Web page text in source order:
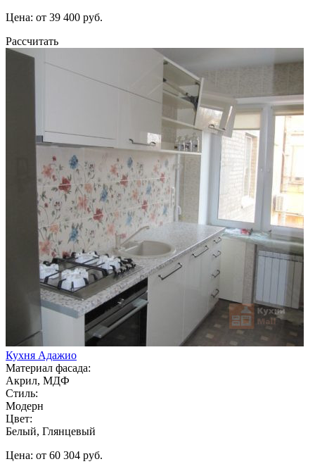
Цена: от 39 400 руб.
Рассчитать
Кухня Адажио
Материал фасада:
Акрил, МДФ
Стиль:
Модерн
Цвет:
Белый, Глянцевый
Цена: от 60 304 руб.